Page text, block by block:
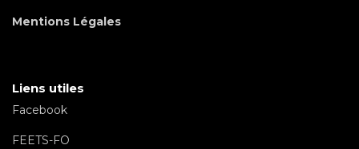
Mentions Légales
Liens utiles
Facebook
FEETS-FO